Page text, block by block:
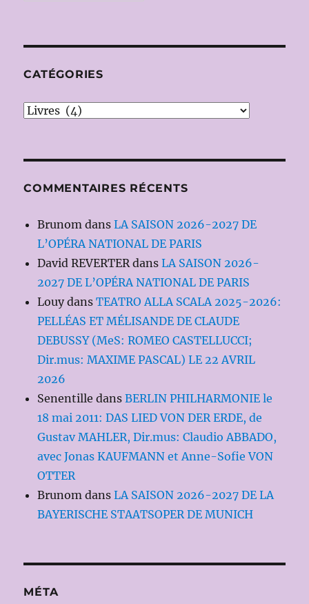
CATÉGORIES
Catégories
COMMENTAIRES RÉCENTS
Brunom dansLA SAISON 2026-2027 DE
L’OPÉRA NATIONAL DE PARIS
David REVERTER dansLA SAISON 2026-
2027 DE L’OPÉRA NATIONAL DE PARIS
LouydansTEATRO ALLA SCALA 2025-2026:
PELLÉAS ET MÉLISANDE DE CLAUDE
DEBUSSY (MeS: ROMEO CASTELLUCCI;
Dir.mus: MAXIME PASCAL) LE 22 AVRIL
2026
Senentille dansBERLIN PHILHARMONIE le
18 mai 2011: DAS LIED VON DER ERDE, de
Gustav MAHLER, Dir.mus: Claudio ABBADO,
avec Jonas KAUFMANN et Anne-Sofie VON
OTTER
Brunom dansLA SAISON 2026-2027 DE LA
BAYERISCHE STAATSOPER DE MUNICH
MÉTA